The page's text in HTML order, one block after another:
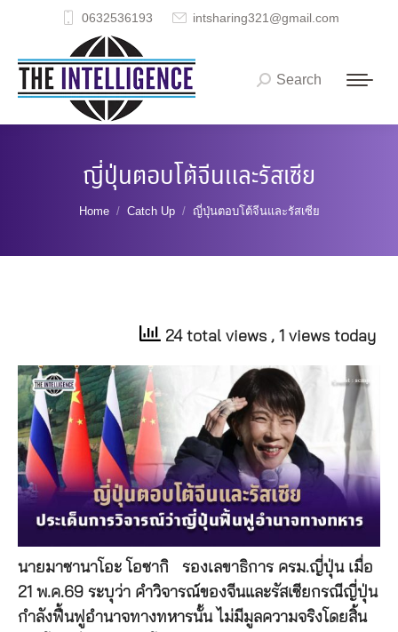
0632536193 intsharing321@gmail.com
Search:
Search
ญี่ปุ่นตอบโต้จีนและรัสเซีย
You are here:
Home Catch Up ญี่ปุ่นตอบโต้จีนและรัสเซีย
24 total views , 1 views today
นายมาซานาโอะ โอซากิ รองเลขาธิการ ครม.ญี่ปุ่น เมื่อ
21 พ.ค.69 ระบุว่า คำวิจารณ์ของจีนและรัสเซียกรณีญี่ปุ่น
กำลังฟื้นฟูอำนาจทางทหารนั้น ไม่มีมูลความจริงโดยสิ้น